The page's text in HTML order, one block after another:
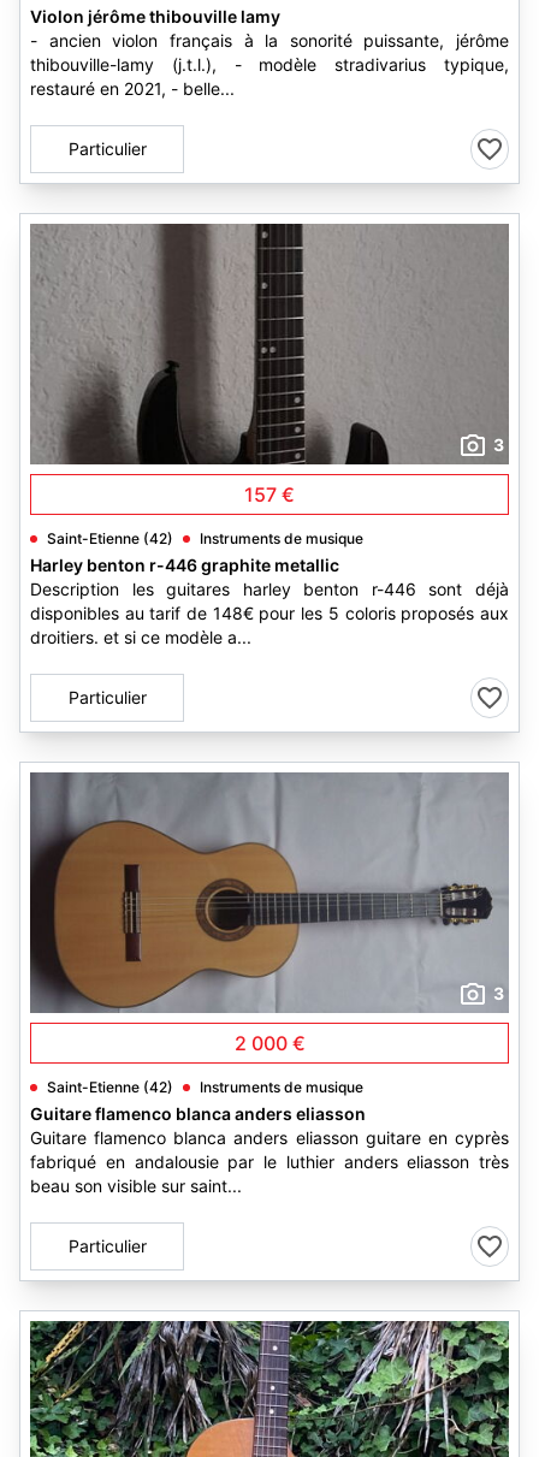
Violon jérôme thibouville lamy
- ancien violon français à la sonorité puissante, jérôme
thibouville-lamy (j.t.l.), - modèle stradivarius typique,
restauré en 2021, - belle...
Particulier
3
157 €
Saint-Etienne (42) Instruments de musique
Harley benton r-446 graphite metallic
Description les guitares harley benton r-446 sont déjà
disponibles au tarif de 148€ pour les 5 coloris proposés aux
droitiers. et si ce modèle a...
Particulier
3
2 000 €
Saint-Etienne (42) Instruments de musique
Guitare flamenco blanca anders eliasson
Guitare flamenco blanca anders eliasson guitare en cyprès
fabriqué en andalousie par le luthier anders eliasson très
beau son visible sur saint...
Particulier